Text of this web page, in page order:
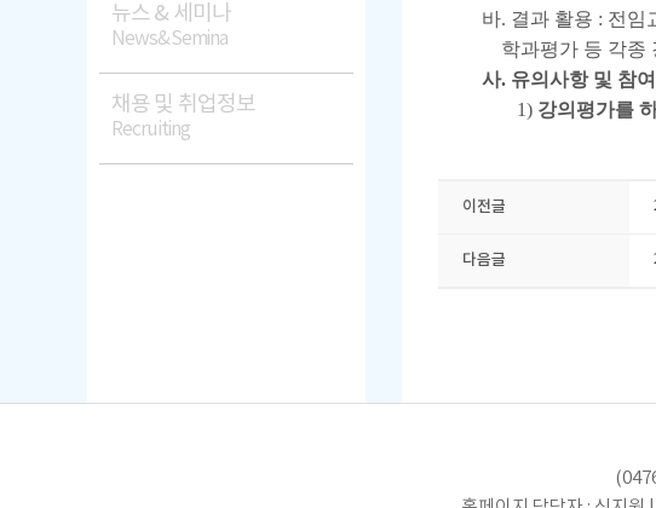
뉴스 & 세미나
News&Semina
채용 및 취업정보
Recruiting
바. 결과 활용 : 전임
학과평가 등 각종
사. 유의사항 및 참
1) 강의평가를
이전글
다음글